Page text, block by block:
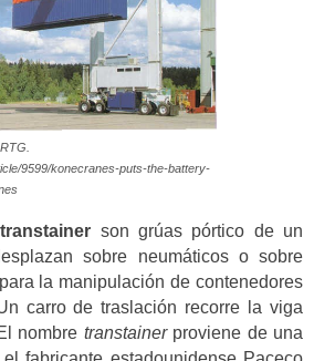
9599/konecranes-puts-the-battery-
son grúas pórtico de un
sobre neumáticos o sobre
la manipulación de contenedores
carro de traslación recorre la viga
nombre transtainerproviene de una